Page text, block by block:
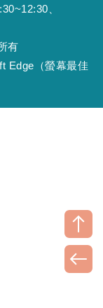
、
有
Edge（螢幕最佳